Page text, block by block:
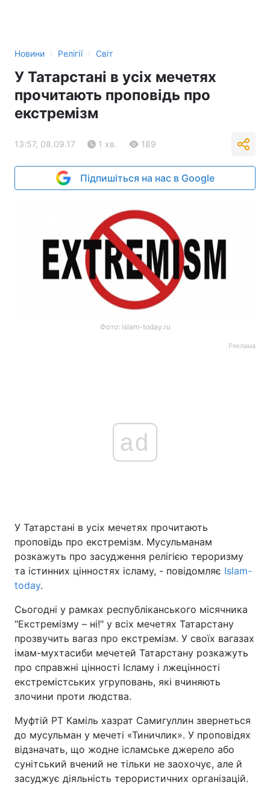
Новини › Релігії › Світ
У Татарстані в усіх мечетях
прочитають проповідь про
екстремізм
13:57, 08.09.17 1 хв. 189
Підпишіться на нас в Google
Фото: islam-today.ru
Реклама
ad
У Татарстані в усіх мечетях прочитають
проповідь про екстремізм. Мусульманам
розкажуть про засудження релігією тероризму
та істинних цінностях ісламу, - повідомляє Islam-
today.
Сьогодні у рамках республіканського місячника
"Екстремізму – ні!" у всіх мечетях Татарстану
прозвучить вагаз про екстремізм. У своїх вагазах
імам-мухтасиби мечетей Татарстану розкажуть
про справжні цінності Ісламу і лжецінності
екстремістських угруповань, які вчиняють
злочини проти людства.
Муфтій РТ Каміль хазрат Самигуллин звернеться
до мусульман у мечеті «Тиничлик». У проповідях
відзначать, що жодне ісламське джерело або
сунітський вчений не тільки не заохочує, але й
засуджує діяльність терористичних організацій.